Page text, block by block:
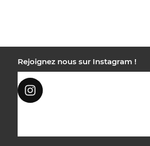
Rejoignez nous sur Instagram !